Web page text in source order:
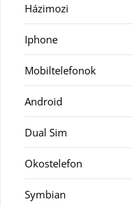
Házimozi
Iphone
Mobiltelefonok
Android
Dual Sim
Okostelefon
Symbian